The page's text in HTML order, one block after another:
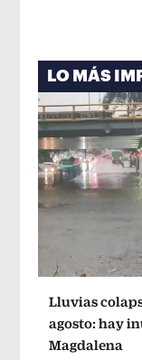
LO MÁS
Lluvias
agosto: hay
Magdalena